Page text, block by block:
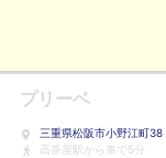
プリーベ
三重県松阪市小野江町38
高茶屋駅から車で5分